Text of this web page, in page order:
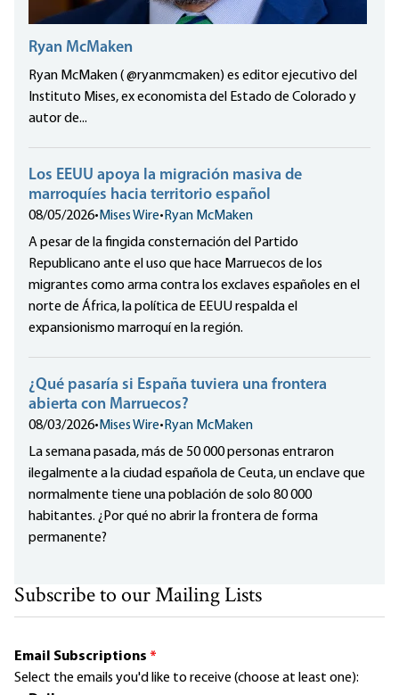
Ryan McMaken
Ryan McMaken ( @ryanmcmaken) es editor ejecutivo del
Instituto Mises, ex economista del Estado de Colorado y
autor de...
Los EEUU apoya la migración masiva de
marroquíes hacia territorio español
08/05/2026• Mises Wire• Ryan McMaken
A pesar de la fingida consternación del Partido
Republicano ante el uso que hace Marruecos de los
migrantes como arma contra los exclaves españoles en el
norte de África, la política de EEUU respalda el
expansionismo marroquí en la región.
¿Qué pasaría si España tuviera una frontera
abierta con Marruecos?
08/03/2026• Mises Wire• Ryan McMaken
La semana pasada, más de 50 000 personas entraron
ilegalmente a la ciudad española de Ceuta, un enclave que
normalmente tiene una población de solo 80 000
habitantes. ¿Por qué no abrir la frontera de forma
permanente?
Subscribe to our Mailing Lists
Email Subscriptions *
Select the emails you'd like to receive (choose at least one):